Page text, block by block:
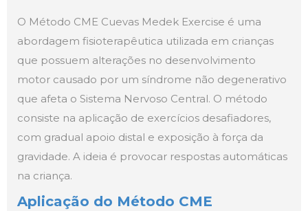
O Método CME Cuevas Medek Exercise é uma
abordagem fisioterapêutica utilizada em crianças
que possuem alterações no desenvolvimento
motor causado por um síndrome não degenerativo
que afeta o Sistema Nervoso Central. O método
consiste na aplicação de exercícios desafiadores,
com gradual apoio distal e exposição à força da
gravidade. A ideia é provocar respostas automáticas
na criança.
Aplicação do Método CME